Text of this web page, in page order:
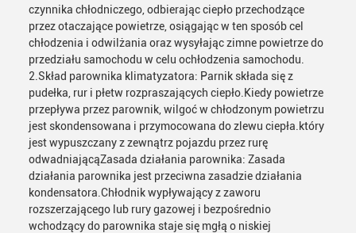
czynnika chłodniczego, odbierając ciepło przechodzące
przez otaczające powietrze, osiągając w ten sposób cel
chłodzenia i odwilżania oraz wysyłając zimne powietrze do
przedziału samochodu w celu ochłodzenia samochodu.
2.Skład parownika klimatyzatora: Parnik składa się z
pudełka, rur i płetw rozpraszających ciepło.Kiedy powietrze
przepływa przez parownik, wilgoć w chłodzonym powietrzu
jest skondensowana i przymocowana do zlewu ciepła.który
jest wypuszczany z zewnątrz pojazdu przez rurę
odwadniającąZasada działania parownika: Zasada
działania parownika jest przeciwna zasadzie działania
kondensatora.Chłodnik wypływający z zaworu
rozszerzającego lub rury gazowej i bezpośrednio
wchodzący do parownika staje się mgłą o niskiej